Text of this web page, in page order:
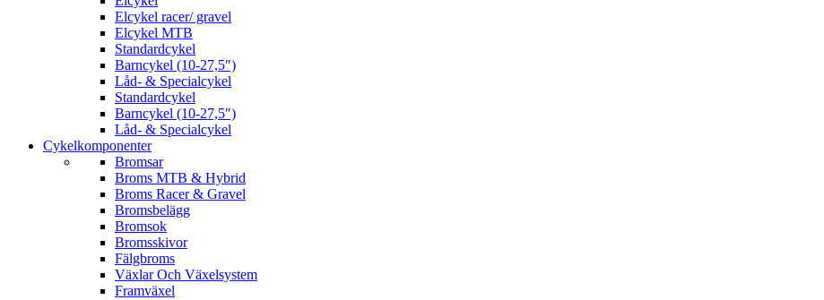
Elcykel racer/ gravel
Elcykel MTB
Standardcykel
Barncykel (10-27,5″)
Låd- & Specialcykel
Standardcykel
Barncykel (10-27,5″)
Låd- & Specialcykel
Cykelkomponenter
Bromsar
Broms MTB & Hybrid
Broms Racer & Gravel
Bromsbelägg
Bromsok
Bromsskivor
Fälgbroms
Växlar Och Växelsystem
Framväxel